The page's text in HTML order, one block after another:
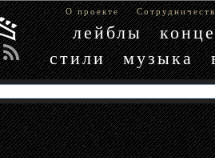
О проекте
лейблы
стили
музыка